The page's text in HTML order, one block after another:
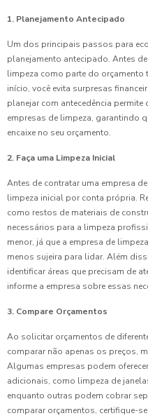
1. Planejamento Antecipado
Um dos principais passos para
planejamento antecipado. Antes
limpeza como parte do
início, você evita surpresas
planejar com antecedência permite
empresas de limpeza, garantindo
encaixe no seu orçamento.
2. Faça uma Limpeza Inicial
Antes de contratar uma empresa
limpeza inicial por conta própria.
como restos de materiais de
necessários para a limpeza
menor, já que a empresa de
menos sujeira para lidar. Além
identificar áreas que precisam de
informe a empresa sobre essas
3. Compare Orçamentos
Ao solicitar orçamentos de
comparar não apenas os preços,
Algumas empresas podem
adicionais, como limpeza de
enquanto outras podem cobrar
comparar orçamentos, certifique-